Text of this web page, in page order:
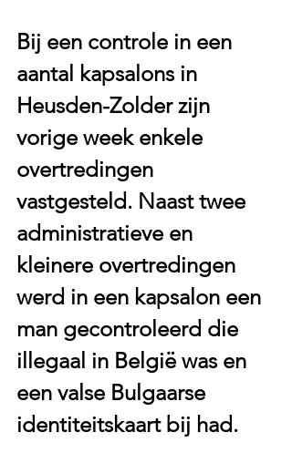
Bij een controle in een
aantal kapsalons in
Heusden-Zolder zijn
vorige week enkele
overtredingen
vastgesteld. Naast twee
administratieve en
kleinere overtredingen
werd in een kapsalon een
man gecontroleerd die
illegaal in België was en
een valse Bulgaarse
identiteitskaart bij had.